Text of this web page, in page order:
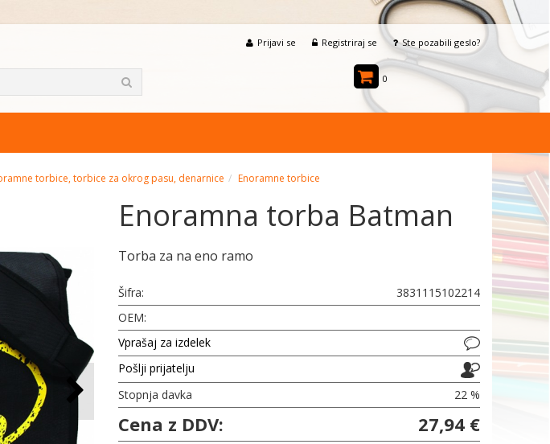
Prijavi se Registriraj se Ste pozabili geslo?
0
torbice, torbice za okrog pasu, denarnice Enoramne torbice
Enoramna torba Batman
Torba za na eno ramo
Šifra:
3831115102214
OEM:
Vprašaj za izdelek
Pošlji prijatelju
Stopnja davka
22 %
Cena z DDV: 27,94 €